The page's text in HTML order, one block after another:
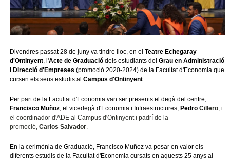
Divendres passat 28 de juny va tindre lloc, en elTeatre Echegaray
d'Ontinyent , l'Acte de Graduació dels estudiants delGrau en Administració
i Direcció d'Empreses (promoció 2020-2024) de la Facultat d'Economia que
cursen els seus estudis alCampus d'Ontinyent
Per part de la Facultat d'Economia van ser presents el degà del centre,
Francisco Muñoz; el vicedegà d'Economia i Infraestructures,PedroCillero; i
el coordinadord'ADE al Campus d'Ontinyent i padrí de la
promoció,Carlos Salvador
En la cerimònia de Graduació, Francisco Muñoz va posar en valor els
diferents estudis de la Facultat d'Economia cursats en aquests 25 anys al